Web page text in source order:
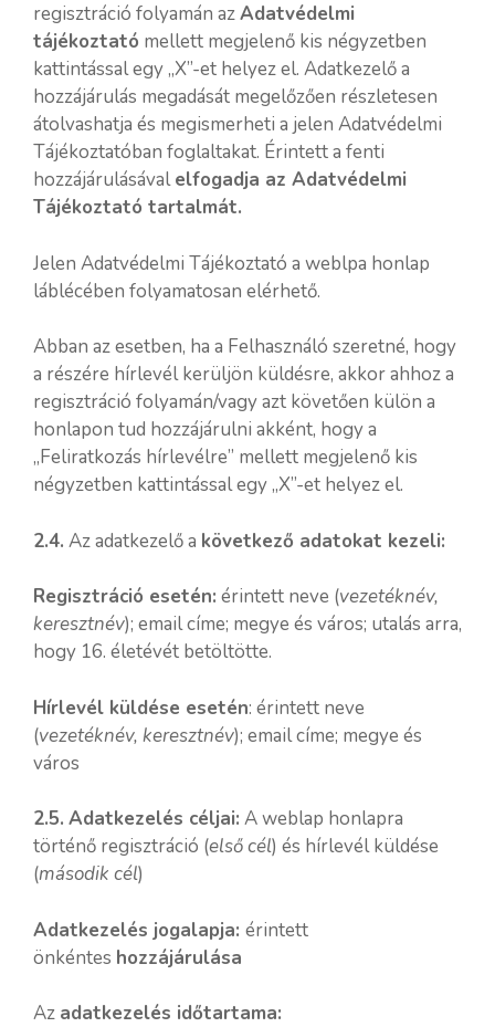
regisztráció folyamán azAdatvédelmi
tájékoztató mellett megjelenő kis négyzetben
kattintással egy „X”-et helyez el. Adatkezelő a
hozzájárulás megadását megelőzően részletesen
átolvashatja és megismerheti a jelen Adatvédelmi
Tájékoztatóban foglaltakat. Érintett a fenti
hozzájárulásávalelfogadja az Adatvédelmi
Tájékoztató tartalmát.
Jelen Adatvédelmi Tájékoztató a weblpa honlap
láblécében folyamatosan elérhető.
Abban az esetben, ha a Felhasználó szeretné, hogy
a részére hírlevél kerüljön küldésre, akkor ahhoz a
regisztráció folyamán/vagy azt követően külön a
honlapon tud hozzájárulni akként, hogy a
„Feliratkozás hírlevélre” mellett megjelenő kis
négyzetben kattintással egy „X”-et helyez el.
2.4. Az adatkezelő a következő adatokat kezeli:
Regisztráció esetén: érintett neve (vezetéknév,
keresztnév); email címe; megye és város; utalás arra,
hogy 16. életévét betöltötte.
Hírlevél küldése esetén: érintett neve
(vezetéknév, keresztnév); email címe; megye és
város
2.5. Adatkezelés céljai: A weblap honlapra
történő regisztráció (első cél) és hírlevél küldése
(második cél)
Adatkezelés jogalapja: érintett
önkéntes hozzájárulása
Az adatkezelés időtartama: